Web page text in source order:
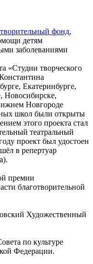
фонд,
детям
заболеваниями
«Студии творческого
Екатеринбурге,
Новгороде
школ были открыты
этого проекта стал
театральный
проект был удостоен
в репертуар
премии
благотворительной
Художественный
по культуре
Федерации.